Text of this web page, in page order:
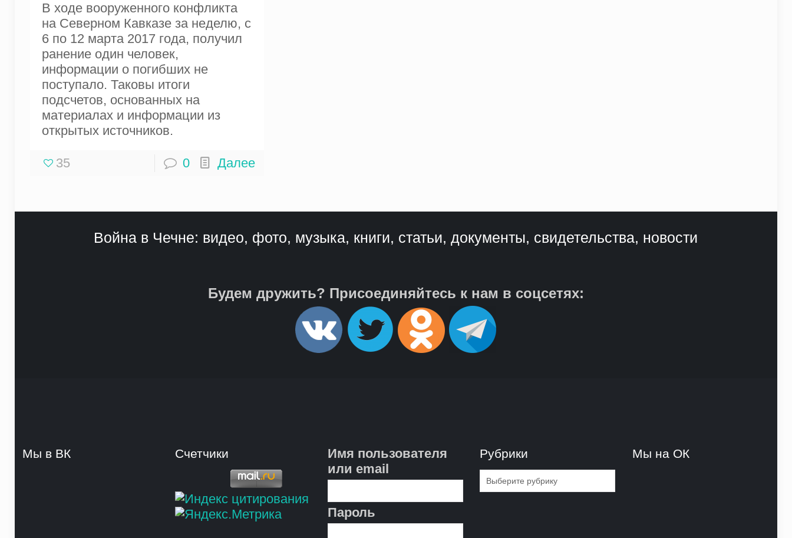
В ходе вооруженного конфликта
на Северном Кавказе за неделю, с
6 по 12 марта 2017 года, получил
ранение один человек,
информации о погибших не
поступало. Таковы итоги
подсчетов, основанных на
материалах и информации из
открытых источников.
35 0 Далее
Война в Чечне: видео, фото, музыка, книги, статьи, документы, свидетельства, новости
Будем дружить? Присоединяйтесь к нам в соцсетях:
Мы в ВК Счетчики
Имя пользователя
или email
Пароль
Рубрики
Рубрики
Мы на ОК